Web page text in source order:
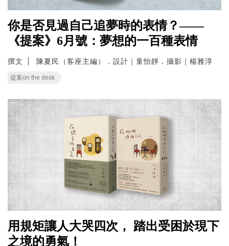
你是否見過自己追夢時的表情？——
《提案》6月號：夢想的一百種表情
撰文 陳夏民（客座主編）．設計｜童怡靜．攝影｜楊雅淳
提案on the desk
用規矩讓人大哭四次， 踏出受困於現下
之境的勇氣！